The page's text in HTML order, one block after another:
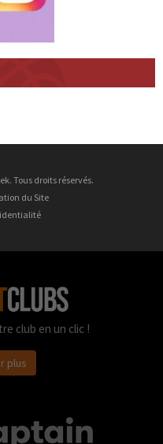
Tous droits réservés.
du Site
club en un clic !
plus